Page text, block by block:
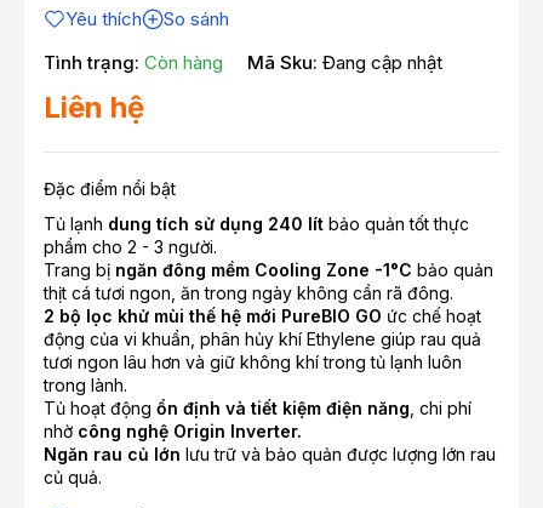
Yêu thích
So sánh
Tình trạng: Còn hàng Mã Sku: Đang cập nhật
Liên hệ
Đặc điểm nổi bật
Tủ lạnh dung tích sử dụng 240 lít bảo quản tốt thực
phẩm cho 2 - 3 người.
Trang bị ngăn đông mềm Cooling Zone -1°C bảo quản
thịt cá tươi ngon, ăn trong ngày không cần rã đông.
2 bộ lọc khử mùi thế hệ mới PureBIO GO ức chế hoạt
động của vi khuẩn, phân hủy khí Ethylene giúp rau quả
tươi ngon lâu hơn và giữ không khí trong tủ lạnh luôn
trong lành.
Tủ hoạt động ổn định và tiết kiệm điện năng, chi phí
nhờ công nghệ Origin Inverter.
Ngăn rau củ lớn lưu trữ và bảo quản được lượng lớn rau
củ quả.